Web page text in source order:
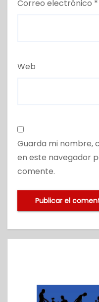
Correo electrónico *
Web
Guarda mi nombre,
en este navegador
comente.